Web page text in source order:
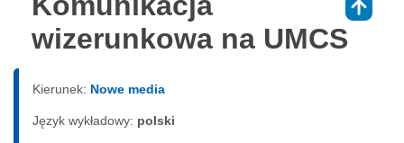
wizerunkowa na UMCS
Kierunek: Nowe media
Język wykładowy: polski